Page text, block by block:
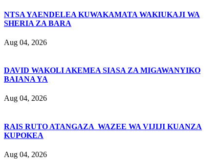
NTSA YAENDELEA KUWAKAMATA WAKIUKAJI WA
SHERIA ZA BARA
Aug 04, 2026
DAVID WAKOLI AKEMEA SIASA ZA MIGAWANYIKO
BAIANA YA
Aug 04, 2026
RAIS RUTO ATANGAZA WAZEE WA VIJIJI KUANZA
KUPOKEA
Aug 04, 2026